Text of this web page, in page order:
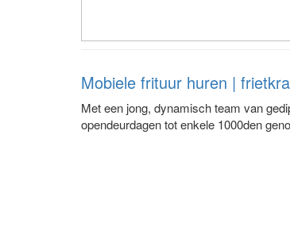
Mobiele frituur huren |
Met een jong, dynamisch team van
opendeurdagen tot enkele 1000den